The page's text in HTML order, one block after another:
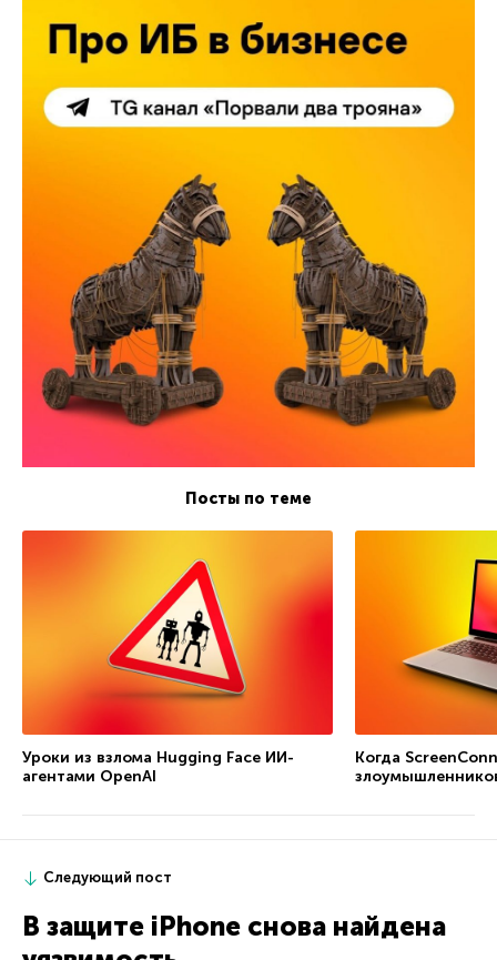
Посты по теме
Уроки из взлома Hugging Face ИИ-
агентами OpenAI
Когда
Следующий пост
В защите iPhone снова найдена